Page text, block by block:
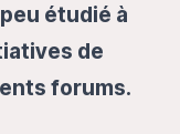
étudié à
de
forums.